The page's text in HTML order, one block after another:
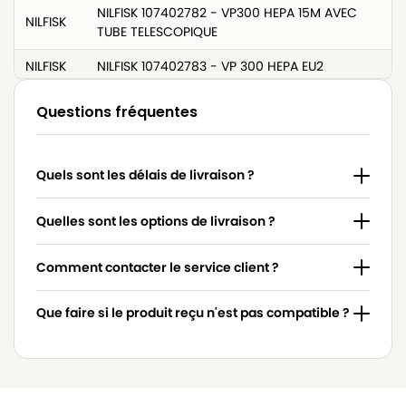
NILFISK
NILFISK 107402782 - VP300 HEPA 15M AVEC
TUBE TELESCOPIQUE
NILFISK
NILFISK 107402783 - VP 300 HEPA EU2
NILFISK
NILFISK 107402787
NILFISK
NILFISK 107402787 - SALTIX 10
NILFISK
NILFISK 107402787 - SALTIX 10Sauger
NILFISK
NILFISK 107405588 - SALTIX 10 UK
NILFISK
NILFISK 107406530 - VP300 HEPA JP
Questions fréquentes
Quels sont les délais de livraison ?
Quelles sont les options de livraison ?
Comment contacter le service client ?
Que faire si le produit reçu n'est pas compatible ?